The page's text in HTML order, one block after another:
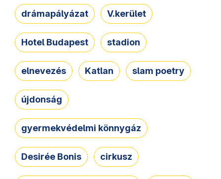
drámapályázat V.kerület
Hotel Budapest stadion
elnevezés Katlan slam poetry
újdonság
gyermekvédelmi könnygáz
Desirée Bonis cirkusz